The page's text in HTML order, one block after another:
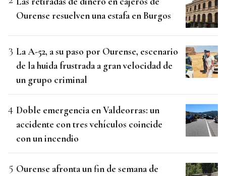
Ourense resuelven una estafa en Burgos
La A-52, a su paso por Ourense, escenario
de la huida frustrada a gran velocidad de
un grupo criminal
Doble emergencia en Valdeorras: un
accidente con tres vehículos coincide
con un incendio
Ourense afronta un fin de semana de